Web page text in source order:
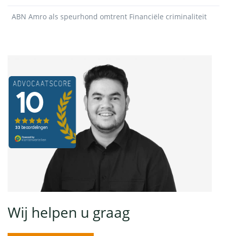
ABN Amro als speurhond omtrent Financiële criminaliteit
Wij helpen u graag